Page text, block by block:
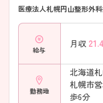
医療法人札幌円山整形外
給与
月収 21.4
勤務地
北海道
札幌市
歩6分